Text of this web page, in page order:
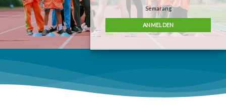
Semarang
ANMELDEN